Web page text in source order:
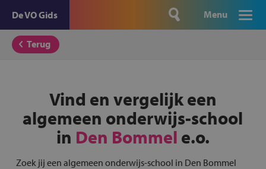
De VO Gids Menu
Terug
Vind en vergelijk een
algemeen onderwijs-school
in Den Bommel e.o.
Zoek jij een algemeen onderwijs-school in Den Bommel